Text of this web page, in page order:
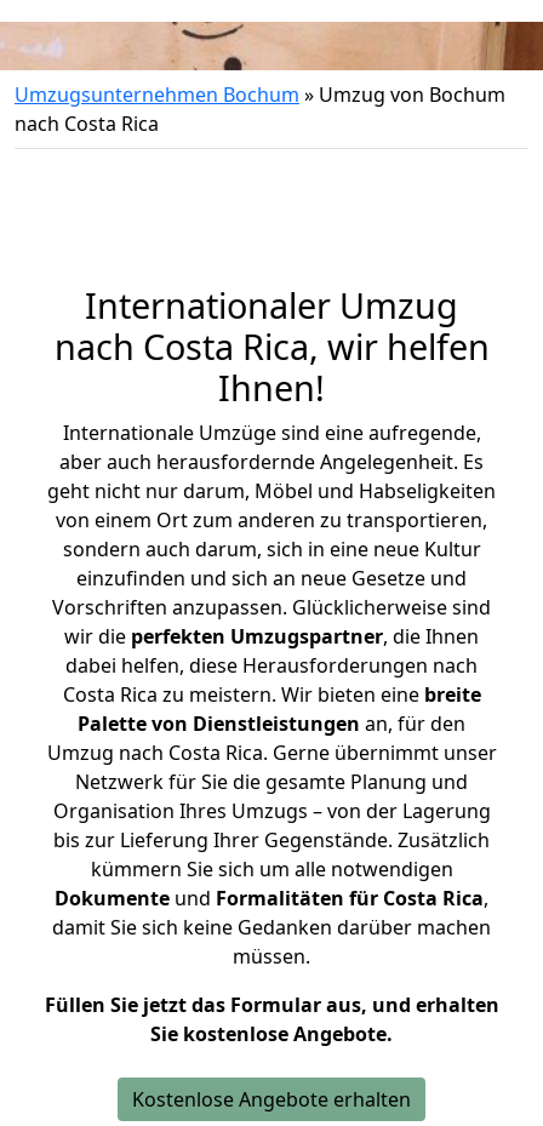
Umzugsunternehmen Bochum » Umzug von Bochum
nach Costa Rica
Internationaler Umzug
nach Costa Rica, wir helfen
Ihnen!
Internationale Umzüge sind eine aufregende,
aber auch herausfordernde Angelegenheit. Es
geht nicht nur darum, Möbel und Habseligkeiten
von einem Ort zum anderen zu transportieren,
sondern auch darum, sich in eine neue Kultur
einzufinden und sich an neue Gesetze und
Vorschriften anzupassen. Glücklicherweise sind
wir die perfekten Umzugspartner, die Ihnen
dabei helfen, diese Herausforderungen nach
Costa Rica zu meistern. Wir bieten eine breite
Palette von Dienstleistungen an, für den
Umzug nach Costa Rica. Gerne übernimmt unser
Netzwerk für Sie die gesamte Planung und
Organisation Ihres Umzugs – von der Lagerung
bis zur Lieferung Ihrer Gegenstände. Zusätzlich
kümmern Sie sich um alle notwendigen
Dokumente und Formalitäten für Costa Rica,
damit Sie sich keine Gedanken darüber machen
müssen.
Füllen Sie jetzt das Formular aus, und erhalten
Sie kostenlose Angebote.
Kostenlose Angebote erhalten